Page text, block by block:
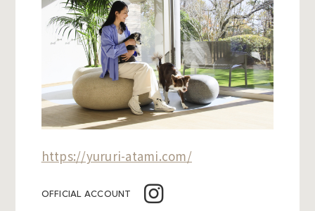
https://yururi-atami.com/
OFFICIAL ACCOUNT